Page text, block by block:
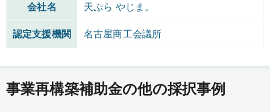
会社名 天ぷら やじま。
認定支援機関 名古屋商工会議所
事業再構築補助金の他の採択事例